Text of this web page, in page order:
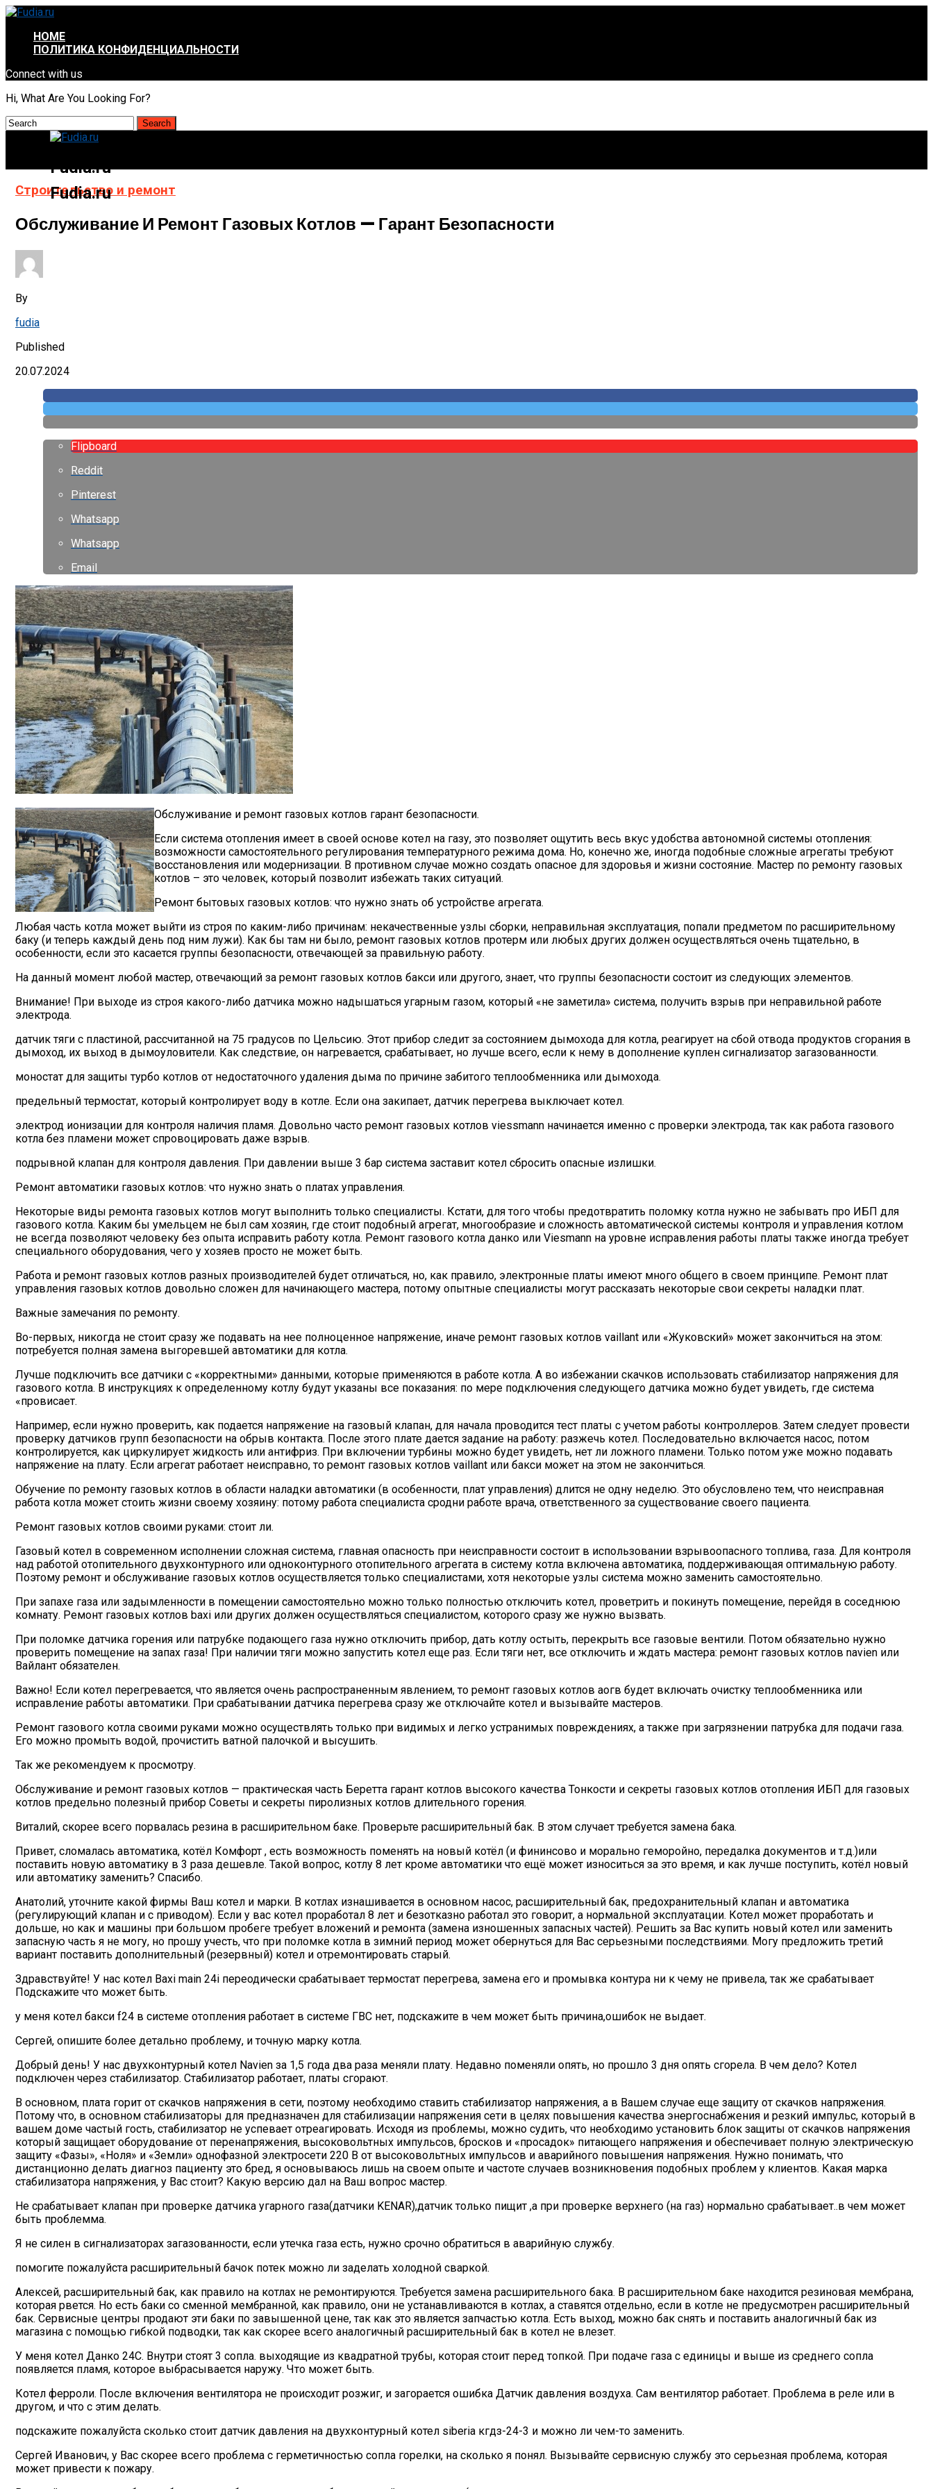
HOME
ПОЛИТИКА КОНФИДЕНЦИАЛЬНОСТИ
Connect with us
Hi, What Are You Looking For?
Fudia.ru
Fudia.ru
Строительство и ремонт
Обслуживание И Ремонт Газовых Котлов — Гарант Безопасности
By
fudia
Published
20.07.2024
Flipboard
Reddit
Pinterest
Whatsapp
Whatsapp
Email
Обслуживание и ремонт газовых котлов гарант безопасности.
Если система отопления имеет в своей основе котел на газу, это позволяет ощутить весь вкус удобства автономной системы отопления:
возможности самостоятельного регулирования температурного режима дома. Но, конечно же, иногда подобные сложные агрегаты требуют
восстановления или модернизации. В противном случае можно создать опасное для здоровья и жизни состояние. Мастер по ремонту газовых
котлов – это человек, который позволит избежать таких ситуаций.
Ремонт бытовых газовых котлов: что нужно знать об устройстве агрегата.
Любая часть котла может выйти из строя по каким-либо причинам: некачественные узлы сборки, неправильная эксплуатация, попали предметом по расширительному
баку (и теперь каждый день под ним лужи). Как бы там ни было, ремонт газовых котлов протерм или любых других должен осуществляться очень тщательно, в
особенности, если это касается группы безопасности, отвечающей за правильную работу.
На данный момент любой мастер, отвечающий за ремонт газовых котлов бакси или другого, знает, что группы безопасности состоит из следующих элементов.
Внимание! При выходе из строя какого-либо датчика можно надышаться угарным газом, который «не заметила» система, получить взрыв при неправильной работе
электрода.
датчик тяги с пластиной, рассчитанной на 75 градусов по Цельсию. Этот прибор следит за состоянием дымохода для котла, реагирует на сбой отвода продуктов сгорания в
дымоход, их выход в дымоуловители. Как следствие, он нагревается, срабатывает, но лучше всего, если к нему в дополнение куплен сигнализатор загазованности.
моностат для защиты турбо котлов от недостаточного удаления дыма по причине забитого теплообменника или дымохода.
предельный термостат, который контролирует воду в котле. Если она закипает, датчик перегрева выключает котел.
электрод ионизации для контроля наличия пламя. Довольно часто ремонт газовых котлов viessmann начинается именно с проверки электрода, так как работа газового
котла без пламени может спровоцировать даже взрыв.
подрывной клапан для контроля давления. При давлении выше 3 бар система заставит котел сбросить опасные излишки.
Ремонт автоматики газовых котлов: что нужно знать о платах управления.
Некоторые виды ремонта газовых котлов могут выполнить только специалисты. Кстати, для того чтобы предотвратить поломку котла нужно не забывать про ИБП для
газового котла. Каким бы умельцем не был сам хозяин, где стоит подобный агрегат, многообразие и сложность автоматической системы контроля и управления котлом
не всегда позволяют человеку без опыта исправить работу котла. Ремонт газового котла данко или Viesmann на уровне исправления работы платы также иногда требует
специального оборудования, чего у хозяев просто не может быть.
Работа и ремонт газовых котлов разных производителей будет отличаться, но, как правило, электронные платы имеют много общего в своем принципе. Ремонт плат
управления газовых котлов довольно сложен для начинающего мастера, потому опытные специалисты могут рассказать некоторые свои секреты наладки плат.
Важные замечания по ремонту.
Во-первых, никогда не стоит сразу же подавать на нее полноценное напряжение, иначе ремонт газовых котлов vaillant или «Жуковский» может закончиться на этом:
потребуется полная замена выгоревшей автоматики для котла.
Лучше подключить все датчики с «корректными» данными, которые применяются в работе котла. А во избежании скачков использовать стабилизатор напряжения для
газового котла. В инструкциях к определенному котлу будут указаны все показания: по мере подключения следующего датчика можно будет увидеть, где система
«провисает.
Например, если нужно проверить, как подается напряжение на газовый клапан, для начала проводится тест платы с учетом работы контроллеров. Затем следует провести
проверку датчиков групп безопасности на обрыв контакта. После этого плате дается задание на работу: разжечь котел. Последовательно включается насос, потом
контролируется, как циркулирует жидкость или антифриз. При включении турбины можно будет увидеть, нет ли ложного пламени. Только потом уже можно подавать
напряжение на плату. Если агрегат работает неисправно, то ремонт газовых котлов vaillant или бакси может на этом не закончиться.
Обучение по ремонту газовых котлов в области наладки автоматики (в особенности, плат управления) длится не одну неделю. Это обусловлено тем, что неисправная
работа котла может стоить жизни своему хозяину: потому работа специалиста сродни работе врача, ответственного за существование своего пациента.
Ремонт газовых котлов своими руками: стоит ли.
Газовый котел в современном исполнении сложная система, главная опасность при неисправности состоит в использовании взрывоопасного топлива, газа. Для контроля
над работой отопительного двухконтурного или одноконтурного отопительного агрегата в систему котла включена автоматика, поддерживающая оптимальную работу.
Поэтому ремонт и обслуживание газовых котлов осуществляется только специалистами, хотя некоторые узлы система можно заменить самостоятельно.
При запахе газа или задымленности в помещении самостоятельно можно только полностью отключить котел, проветрить и покинуть помещение, перейдя в соседнюю
комнату. Ремонт газовых котлов baxi или других должен осуществляться специалистом, которого сразу же нужно вызвать.
При поломке датчика горения или патрубке подающего газа нужно отключить прибор, дать котлу остыть, перекрыть все газовые вентили. Потом обязательно нужно
проверить помещение на запах газа! При наличии тяги можно запустить котел еще раз. Если тяги нет, все отключить и ждать мастера: ремонт газовых котлов navien или
Вайлант обязателен.
Важно! Если котел перегревается, что является очень распространенным явлением, то ремонт газовых котлов аогв будет включать очистку теплообменника или
исправление работы автоматики. При срабатывании датчика перегрева сразу же отключайте котел и вызывайте мастеров.
Ремонт газового котла своими руками можно осуществлять только при видимых и легко устранимых повреждениях, а также при загрязнении патрубка для подачи газа.
Его можно промыть водой, прочистить ватной палочкой и высушить.
Так же рекомендуем к просмотру.
Обслуживание и ремонт газовых котлов — практическая часть Беретта гарант котлов высокого качества Тонкости и секреты газовых котлов отопления ИБП для газовых
котлов предельно полезный прибор Советы и секреты пиролизных котлов длительного горения.
Виталий, скорее всего порвалась резина в расширительном баке. Проверьте расширительный бак. В этом случает требуется замена бака.
Привет, сломалась автоматика, котёл Комфорт , есть возможность поменять на новый котёл (и фининсово и морально геморойно, передалка документов и т.д.)или
поставить новую автоматику в 3 раза дешевле. Такой вопрос, котлу 8 лет кроме автоматики что ещё может износиться за это время, и как лучше поступить, котёл новый
или автоматику заменить? Спасибо.
Анатолий, уточните какой фирмы Ваш котел и марки. В котлах изнашивается в основном насос, расширительный бак, предохранительный клапан и автоматика
(регулирующий клапан и с приводом). Если у вас котел проработал 8 лет и безотказно работал это говорит, а нормальной эксплуатации. Котел может проработать и
дольше, но как и машины при большом пробеге требует вложений и ремонта (замена изношенных запасных частей). Решить за Вас купить новый котел или заменить
запасную часть я не могу, но прошу учесть, что при поломке котла в зимний период может обернуться для Вас серьезными последствиями. Могу предложить третий
вариант поставить дополнительный (резервный) котел и отремонтировать старый.
Здравствуйте! У нас котел Baxi main 24i переодически срабатывает термостат перегрева, замена его и промывка контура ни к чему не привела, так же срабатывает
Подскажите что может быть.
у меня котел бакси f24 в системе отопления работает в системе ГВС нет, подскажите в чем может быть причина,ошибок не выдает.
Сергей, опишите более детально проблему, и точную марку котла.
Добрый день! У нас двухконтурный котел Navien за 1,5 года два раза меняли плату. Недавно поменяли опять, но прошло 3 дня опять сгорела. В чем дело? Котел
подключен через стабилизатор. Стабилизатор работает, платы сгорают.
В основном, плата горит от скачков напряжения в сети, поэтому необходимо ставить стабилизатор напряжения, а в Вашем случае еще защиту от скачков напряжения.
Потому что, в основном стабилизаторы для предназначен для стабилизации напряжения сети в целях повышения качества энергоснабжения и резкий импульс, который в
вашем доме частый гость, стабилизатор не успевает отреагировать. Исходя из проблемы, можно судить, что необходимо установить блок защиты от скачков напряжения
который защищает оборудование от перенапряжения, высоковольтных импульсов, бросков и «просадок» питающего напряжения и обеспечивает полную электрическую
защиту «Фазы», «Ноля» и «Земли» однофазной электросети 220 В от высоковольтных импульсов и аварийного повышения напряжения. Нужно понимать, что
дистанционно делать диагноз пациенту это бред, я основываюсь лишь на своем опыте и частоте случаев возникновения подобных проблем у клиентов. Какая марка
стабилизатора напряжения, у Вас стоит? Какую версию дал на Ваш вопрос мастер.
Не срабатывает клапан при проверке датчика угарного газа(датчики KENAR),датчик только пищит ,а при проверке верхнего (на газ) нормально срабатывает..в чем может
быть проблемма.
Я не силен в сигнализаторах загазованности, если утечка газа есть, нужно срочно обратиться в аварийную службу.
помогите пожалуйста расширительный бачок потек можно ли заделать холодной сваркой.
Алексей, расширительный бак, как правило на котлах не ремонтируются. Требуется замена расширительного бака. В расширительном баке находится резиновая мембрана,
которая рвется. Но есть баки со сменной мембранной, как правило, они не устанавливаются в котлах, а ставятся отдельно, если в котле не предусмотрен расширительный
бак. Сервисные центры продают эти баки по завышенной цене, так как это является запчастью котла. Есть выход, можно бак снять и поставить аналогичный бак из
магазина с помощью гибкой подводки, так как скорее всего аналогичный расширительный бак в котел не влезет.
У меня котел Данко 24С. Внутри стоят 3 сопла. выходящие из квадратной трубы, которая стоит перед топкой. При подаче газа с единицы и выше из среднего сопла
появляется пламя, которое выбрасывается наружу. Что может быть.
Котел ферроли. После включения вентилятора не происходит розжиг, и загорается ошибка Датчик давления воздуха. Сам вентилятор работает. Проблема в реле или в
другом, и что с этим делать.
подскажите пожалуйста сколько стоит датчик давления на двухконтурный котел siberia кгдз-24-3 и можно ли чем-то заменить.
Сергей Иванович, у Вас скорее всего проблема с герметичностью сопла горелки, на сколько я понял. Вызывайте сервисную службу это серьезная проблема, которая
может привести к пожару.